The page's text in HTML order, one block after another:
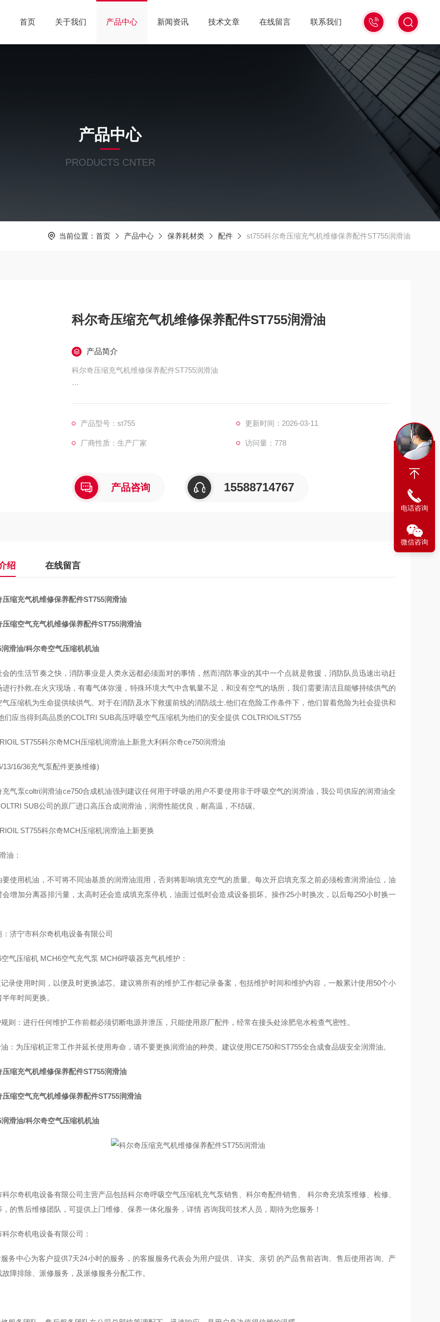
15006471345
首页 关于我们 产品中心 新闻资讯 技术文章 在线留言 联系我们
产品中心
PRODUCTS CNTER
当前位置： 首页 产品中心 保养耗材类 配件 st755科尔奇压缩充气机维修保养配件ST755润滑油
科尔奇压缩充气机维修保养配件ST755润滑油
产品简介
科尔奇压缩充气机维修保养配件ST755润滑油
ST755润滑油/科尔奇空气压缩机机油
产品型号：st755 更新时间：2026-03-11
厂商性质：生产厂家 访问量：778
产品咨询 15588714767
绍 在线留言
压缩充气机维修保养配件ST755润滑油
压缩空气充气机维修保养配件ST755润滑油
润滑油/科尔奇空气压缩机机油
会的生活节奏之快，消防事业是人类永远都必须面对的事情，然而消防事业的其中一个点就是救援，消防队员迅速出动赶
进行扑救,在火灾现场，有毒气体弥漫，特殊环境大气中含氧量不足，和没有空气的场所，我们需要清洁且能够持续供气的
气压缩机为生命提供续供气。对于在消防及水下救援前线的消防战士.他们在危险工作条件下，他们冒着危险为社会提供和
们应当得到高品质的COLTRI SUB高压呼吸空气压缩机为他们的安全提供 COLTRIOILST755
ST755科尔奇MCH压缩机润滑油上新意大利科尔奇ce750润滑油
13/16/36充气泵配件更换维修)
充气泵coltri润滑油ce750合成机油强列建议任何用于呼吸的用户不要使用非于呼吸空气的润滑油，我公司供应的润滑油全
SUB公司的原厂进口高压合成润滑油，润滑性能优良，耐高温，不结碳。
ST755科尔奇MCH压缩机润滑油上新更换
油：
要使用机油，不可将不同油基质的润滑油混用，否则将影响填充空气的质量。每次开启填充泵之前必须检查润滑油位，油
会增加分离器排污量，太高时还会造成填充泵停机，油面过低时会造成设备损坏。操作25小时换次，以后每250小时换一
：济宁市科尔奇机电设备有限公司
气压缩机 MCH6空气充气泵 MCH6呼吸器充气机维护：
录使用时间，以便及时更换滤芯。建议将所有的维护工作都记录备案，包括维护时间和维护内容，一般累计使用50个小
年时间更换。
则：进行任何维护工作前都必须切断电源并泄压，只能使用原厂配件，经常在接头处涂肥皂水检查气密性。
：为压缩机正常工作并延长使用寿命，请不要更换润滑油的种类。建议使用CE750和ST755全合成食品级安全润滑油。
压缩充气机维修保养配件ST755润滑油
压缩空气充气机维修保养配件ST755润滑油
润滑油/科尔奇空气压缩机机油
科尔奇机电设备有限公司主营产品包括科尔奇呼吸空气压缩机充气泵销售、科尔奇配件销售、 科尔奇充填泵维修、检修、
，的售后维修团队，可提供上门维修、保养一体化服务，详情 咨询我司技术人员，期待为您服务！
科尔奇机电设备有限公司：
务中心为客户提供7天24小时的服务，的客服服务代表会为用户提供、详实、亲切 的产品售前咨询、售后使用咨询、产
故障排除、派修服务，及派修服务分配工作。
电话咨询
微信咨询